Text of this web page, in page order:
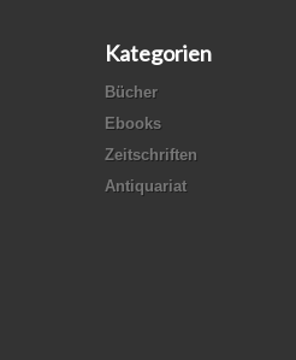
Kategorien
Bücher
Ebooks
Zeitschriften
Antiquariat